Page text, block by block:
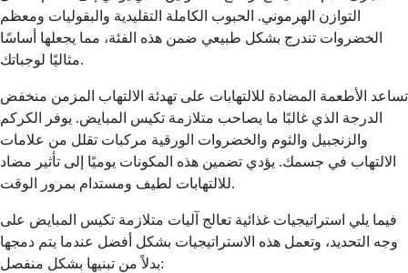
التوازن الهرموني. الحبوب الكاملة التقليدية والبقوليات ومعظم
الخضروات تندرج بشكل طبيعي ضمن هذه الفئة، مما يجعلها أساسًا
مثاليًا لوجباتك.
تساعد الأطعمة المضادة للالتهابات على تهدئة الالتهاب المزمن منخفض
الدرجة الذي غالبًا ما يصاحب متلازمة تكيس المبايض. يوفر الكركم
والزنجبيل والثوم والخضروات الورقية مركبات تقلل من علامات
الالتهاب في جسمك. يؤدي تضمين هذه المكونات يوميًا إلى تأثير مضاد
للالتهابات لطيف ومستدام بمرور الوقت.
فيما يلي استراتيجيات غذائية تعالج آليات متلازمة تكيس المبايض على
وجه التحديد، وتعمل هذه الاستراتيجيات بشكل أفضل عندما يتم دمجها
بدلاً من تبنيها بشكل منفصل: